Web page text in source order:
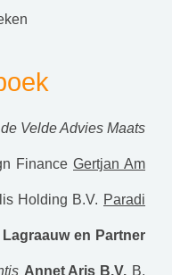
Velde Advies Maats
Finance Gertjan Am
Holding B.V. Paradi
Lagraauw en Partner
Annet Aris B.V. B.